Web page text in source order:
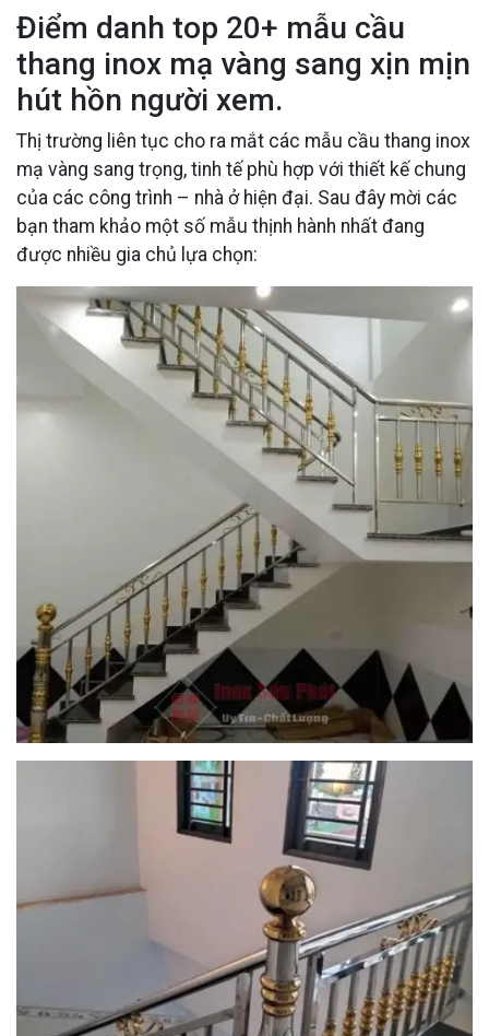
Điểm danh top 20+ mẫu cầu
thang inox mạ vàng sang xịn mịn
hút hồn người xem.
Thị trường liên tục cho ra mắt các mẫu cầu thang inox
mạ vàng sang trọng, tinh tế phù hợp với thiết kế chung
của các công trình – nhà ở hiện đại. Sau đây mời các
bạn tham khảo một số mẫu thịnh hành nhất đang
được nhiều gia chủ lựa chọn: